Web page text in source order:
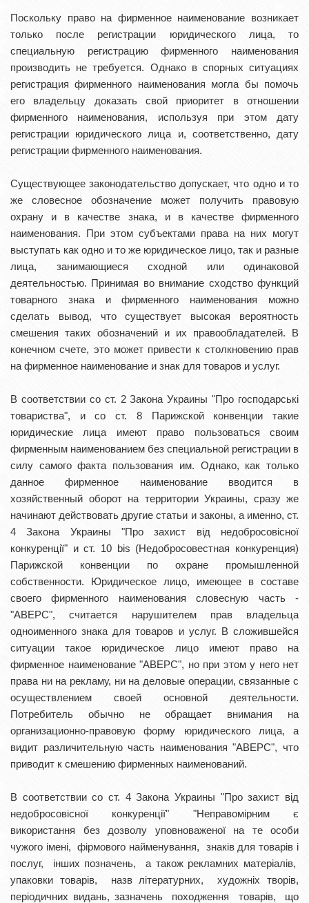
Поскольку право на фирменное наименование возникает
только после регистрации юридического лица, то
специальную регистрацию фирменного наименования
производить не требуется. Однако в спорных ситуациях
регистрация фирменного наименования могла бы помочь
его владельцу доказать свой приоритет в отношении
фирменного наименования, используя при этом дату
регистрации юридического лица и, соответственно, дату
регистрации фирменного наименования.
Существующее законодательство допускает, что одно и то
же словесное обозначение может получить правовую
охрану и в качестве знака, и в качестве фирменного
наименования. При этом субъектами права на них могут
выступать как одно и то же юридическое лицо, так и разные
лица, занимающиеся сходной или одинаковой
деятельностью. Принимая во внимание сходство функций
товарного знака и фирменного наименования можно
сделать вывод, что существует высокая вероятность
смешения таких обозначений и их правообладателей. В
конечном счете, это может привести к столкновению прав
на фирменное наименование и знак для товаров и услуг.
В соответствии со ст. 2 Закона Украины "Про господарські
товариства", и со ст. 8 Парижской конвенции такие
юридические лица имеют право пользоваться своим
фирменным наименованием без специальной регистрации в
силу самого факта пользования им. Однако, как только
данное фирменное наименование вводится в
хозяйственный оборот на территории Украины, сразу же
начинают действовать другие статьи и законы, а именно, ст.
4 Закона Украины "Про захист від недобросовісної
конкуренції" и ст. 10 bis (Недобросовестная конкуренция)
Парижской конвенции по охране промышленной
собственности. Юридическое лицо, имеющее в составе
своего фирменного наименования словесную часть -
"АВЕРС", считается нарушителем прав владельца
одноименного знака для товаров и услуг. В сложившейся
ситуации такое юридическое лицо имеют право на
фирменное наименование "АВЕРС", но при этом у него нет
права ни на рекламу, ни на деловые операции, связанные с
осуществлением своей основной деятельности.
Потребитель обычно не обращает внимания на
организационно-правовую форму юридического лица, а
видит различительную часть наименования "АВЕРС", что
приводит к смешению фирменных наименований.
В соответствии со ст. 4 Закона Украины "Про захист від
недобросовісної конкуренції" "Неправомірним є
використання без дозволу уповноваженої на те особи
чужого імені, фірмового найменування, знаків для товарів і
послуг, інших позначень, а також рекламних матеріалів,
упаковки товарів, назв літературних, художніх творів,
періодичних видань, зазначень походження товарів, що